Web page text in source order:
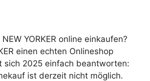
YORKER online einkaufen?
einen echten Onlineshop
sich 2025 einfach beantworten:
ist derzeit nicht möglich.